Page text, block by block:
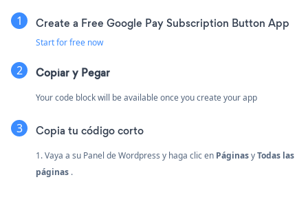
Create a Free Google Pay Subscription Button App
Start for free now
Copiar y Pegar
Your code block will be available once you create your app
Copia tu código corto
1. Vaya a su Panel de Wordpress y haga clic en PáginasyTodas las
páginas .